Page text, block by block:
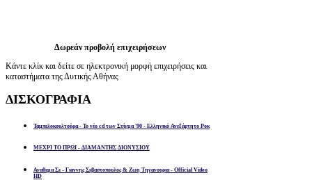
Δωρεάν προβολή επιχειρήσεων
Κάντε κλίκ και δείτε σε ηλεκτρονική μορφή επιχειρήσεις και
καταστήματα της Δυτικής Αθήνας
ΔΙΣΚΟΓΡΑΦΙΑ
Ταμπελοκουλτούρα - Το νέο cd των Στίγμα '90 - Ελληνικό Ανεξάρτητο Ροκ
ΜΕΧΡΙ ΤΟ ΠΡΩΙ - ΔΙΑΜΑΝΤΗΣ ΔΙΟΝΥΣΙΟΥ
Αναθεμα Σε - Γιαννης Σεβαστοπουλος & Ζωη Τηγανουρια - Official Video
HD